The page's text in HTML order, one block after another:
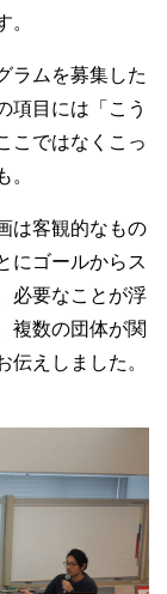
。
ラムを募集した
項目には「こう
こではなくこっ
。
は客観的なもの
にゴールからス
必要なことが浮
複数の団体が関
えしました。